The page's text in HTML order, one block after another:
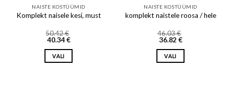
NAISTE KOSTÜÜMID
Komplekt naisele kesi, must
50.42€
40.34€
VALI
NAISTE KOSTÜÜMID
komplekt naistele roosa / hele
46.03€
36.82 €
VALI